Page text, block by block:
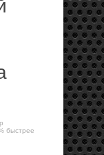
быстрее